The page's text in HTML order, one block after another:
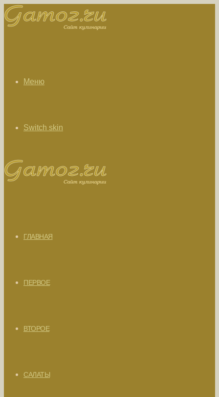
Меню
Switch skin
ГЛАВНАЯ
ПЕРВОЕ
ВТОРОЕ
САЛАТЫ